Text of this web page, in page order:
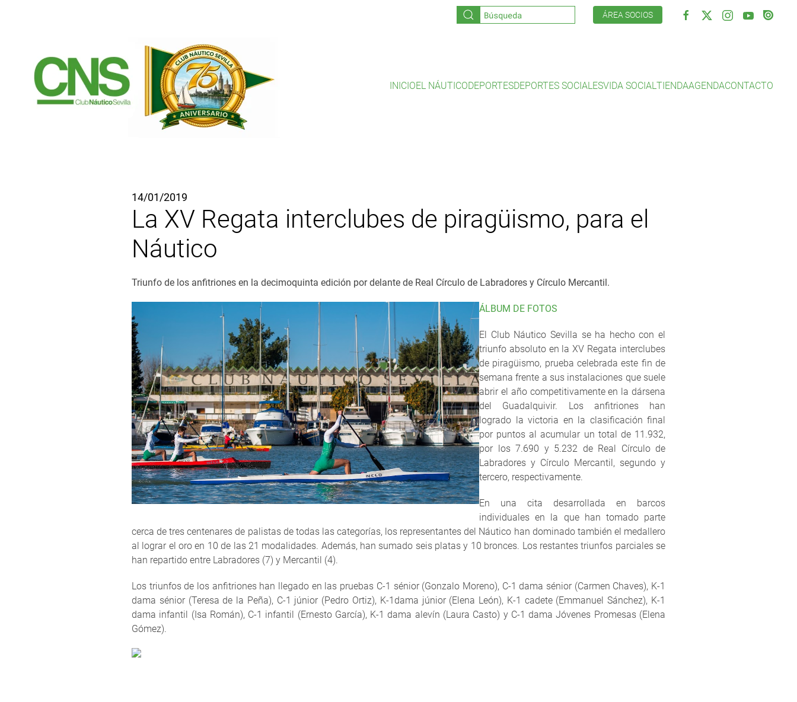
ÁREA SOCIOS
INICIOEL NÁUTICODEPORTESDEPORTES SOCIALESVIDA SOCIALTIENDAAGENDACONTACTO
14/01/2019
La XV Regata interclubes de piragüismo, para el
Náutico
Triunfo de los anfitriones en la decimoquinta edición por delante de Real Círculo de Labradores y Círculo Mercantil.
ÁLBUM DE FOTOS
El Club Náutico Sevilla se ha hecho con el
triunfo absoluto en la XV Regata interclubes
de piragüismo, prueba celebrada este fin de
semana frente a sus instalaciones que suele
abrir el año competitivamente en la dársena
del Guadalquivir. Los anfitriones han
logrado la victoria en la clasificación final
por puntos al acumular un total de 11.932,
por los 7.690 y 5.232 de Real Círculo de
Labradores y Círculo Mercantil, segundo y
tercero, respectivamente.
En una cita desarrollada en barcos
individuales en la que han tomado parte
cerca de tres centenares de palistas de todas las categorías, los representantes del Náutico han dominado también el medallero
al lograr el oro en 10 de las 21 modalidades. Además, han sumado seis platas y 10 bronces. Los restantes triunfos parciales se
han repartido entre Labradores (7) y Mercantil (4).
Los triunfos de los anfitriones han llegado en las pruebas C-1 sénior (Gonzalo Moreno), C-1 dama sénior (Carmen Chaves), K-1
dama sénior (Teresa de la Peña), C-1 júnior (Pedro Ortiz), K-1dama júnior (Elena León), K-1 cadete (Emmanuel Sánchez), K-1
dama infantil (Isa Román), C-1 infantil (Ernesto García), K-1 dama alevín (Laura Casto) y C-1 dama Jóvenes Promesas (Elena
Gómez).